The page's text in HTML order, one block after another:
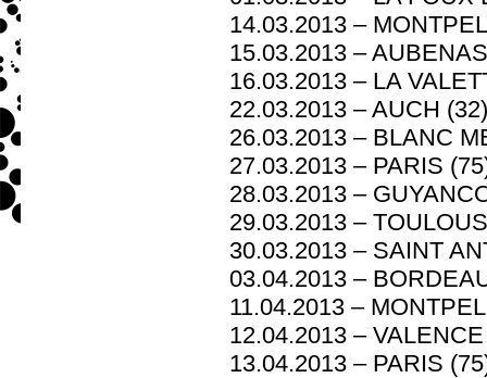
14.03.2013 –
15.03.2013 –
16.03.2013 – LA
22.03.2013 – AUCH
26.03.2013 – BLANC
27.03.2013 – PARIS
28.03.2013 –
29.03.2013 –
30.03.2013 – SAINT
03.04.2013 –
11.04.2013 –
12.04.2013 –
13.04.2013 – PARIS